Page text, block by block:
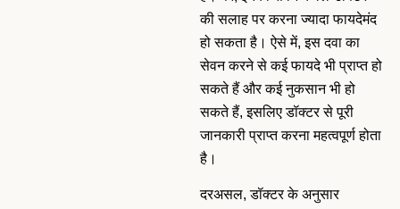
की सलाह पर करना ज्यादा फायदेमंद
हो सकता है। ऐसे में, इस दवा का
सेवन करने से कई फायदे भी प्राप्त हो
सकते हैं और कई नुकसान भी हो
सकते हैं, इसलिए डॉक्टर से पूरी
जानकारी प्राप्त करना महत्वपूर्ण होता
है।
दरअसल, डॉक्टर के अनुसार